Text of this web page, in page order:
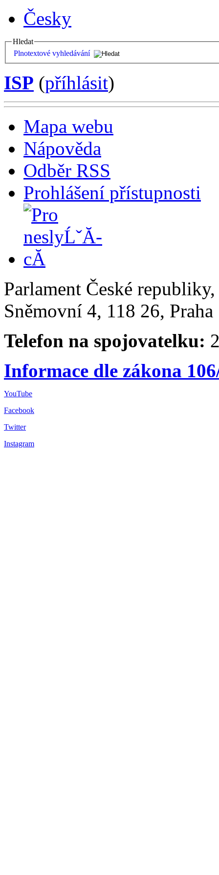
Česky
Hledat
Plnotextové vyhledávání
ISP (příhlásit)
Mapa webu
Nápověda
Odběr RSS
Prohlášení přístupnosti
Parlament České
Sněmovní 4, 118 26,
Telefon na spojovatelku:
Informace dle zákona
YouTube
Facebook
Twitter
Instagram